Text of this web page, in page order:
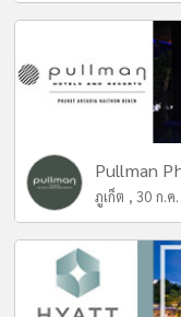
Pullman
ภูเก็ต , 30 ก.ค